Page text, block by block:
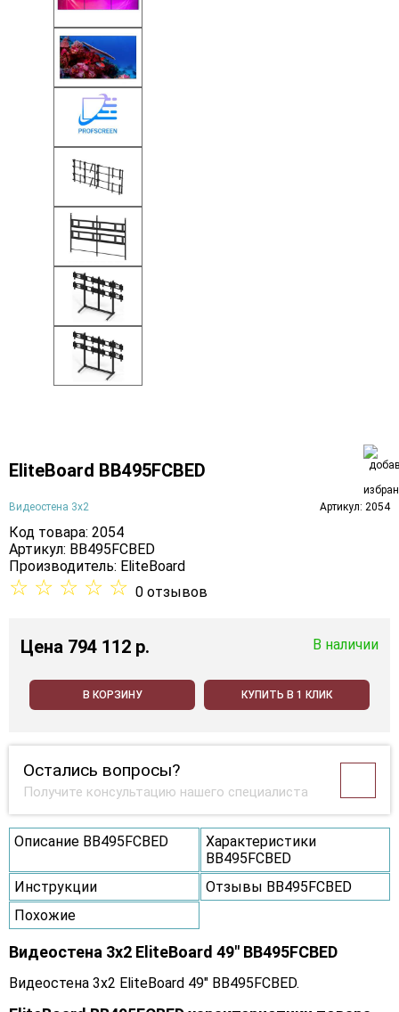
EliteBoard BB495FCBED
Видеостена 3х2 Артикул: 2054
Код товара: 2054
Артикул: BB495FCBED
Производитель: EliteBoard
☆ ☆ ☆ ☆ ☆ 0 отзывов
Цена 794 112 p. В наличии
В КОРЗИНУ КУПИТЬ В 1 КЛИК
Остались вопросы?
Получите консультацию нашего специалиста
Описание BB495FCBED
Характеристики
BB495FCBED
Инструкции
Отзывы BB495FCBED
Похожие
Видеостена 3x2 EliteBoard 49" BB495FCBED
Видеостена 3x2 EliteBoard 49" BB495FCBED.